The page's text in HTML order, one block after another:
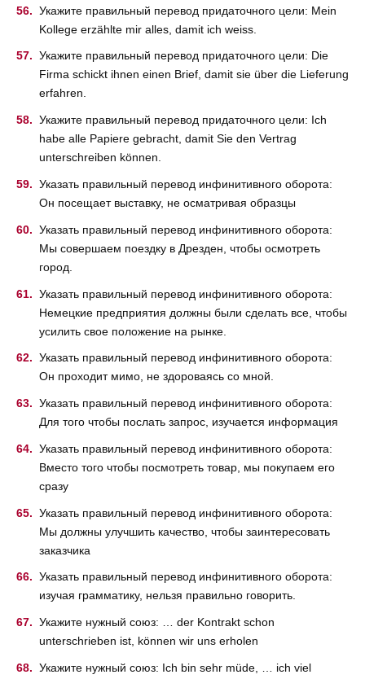
Укажите правильный перевод придаточного цели: Mein
Kollege erzählte mir alles, damit ich weiss.
Укажите правильный перевод придаточного цели: Die
Firma schickt ihnen einen Brief, damit sie über die Lieferung
erfahren.
Укажите правильный перевод придаточного цели: Ich
habe alle Papiere gebracht, damit Sie den Vertrag
unterschreiben können.
Указать правильный перевод инфинитивного оборота:
Он посещает выставку, не осматривая образцы
Указать правильный перевод инфинитивного оборота:
Мы совершаем поездку в Дрезден, чтобы осмотреть
город.
Указать правильный перевод инфинитивного оборота:
Немецкие предприятия должны были сделать все, чтобы
усилить свое положение на рынке.
Указать правильный перевод инфинитивного оборота:
Он проходит мимо, не здороваясь со мной.
Указать правильный перевод инфинитивного оборота:
Для того чтобы послать запрос, изучается информация
Указать правильный перевод инфинитивного оборота:
Вместо того чтобы посмотреть товар, мы покупаем его
сразу
Указать правильный перевод инфинитивного оборота:
Мы должны улучшить качество, чтобы заинтересовать
заказчика
Указать правильный перевод инфинитивного оборота:
изучая грамматику, нельзя правильно говорить.
Укажите нужный союз: … der Kontrakt schon
unterschrieben ist, können wir uns erholen
Укажите нужный союз: Ich bin sehr müde, … ich viel